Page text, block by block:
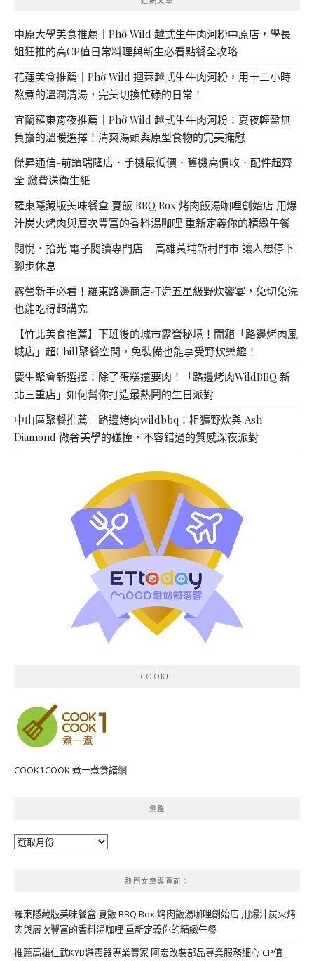
中原大學美食推薦｜Phở Wild 越式生牛肉河粉中原店，學長
姐狂推的高CP值日常料理與新生必看點餐全攻略
花蓮美食推薦｜Phở Wild 迴萊越式生牛肉河粉，用十二小時
熬煮的溫潤清湯，完美切換忙碌的日常！
宜蘭羅東宵夜推薦｜Phở Wild 越式生牛肉河粉：夏夜輕盈無
負擔的溫暖選擇！清爽湯頭與原型食物的完美撫慰
傑昇通信-前鎮瑞隆店．手機最低價．舊機高價收．配件超齊
全 繳費送衛生紙
羅東隱藏版美味餐盒 夏飯 BBQ Box 烤肉飯湯咖哩創始店 用爆
汁炭火烤肉與層次豐富的香料湯咖哩 重新定義你的精緻午餐
閱悅．拾光 電子閱讀專門店 – 高雄黃埔新村門市 讓人想停下
腳步休息
露營新手必看！羅東路邊商店打造五星級野炊饗宴，免切免洗
也能吃得超講究
【竹北美食推薦】下班後的城市露營秘境！開箱「路邊烤肉風
城店」超Chill聚餐空間，免裝備也能享受野炊樂趣！
慶生聚會新選擇：除了蛋糕還要肉！「路邊烤肉WildBBQ 新
北三重店」如何幫你打造最熱鬧的生日派對
中山區聚餐推薦｜路邊烤肉wildbbq：粗獷野炊與 Ash
Diamond 微奢美學的碰撞，不容錯過的質感深夜派對
COOKIE
COOK1COOK 煮一煮食譜網
彙整
彙
熱門文章與頁面︰
羅東隱藏版美味餐盒 夏飯 BBQ Box 烤肉飯湯咖哩創始店 用爆汁炭火烤
肉與層次豐富的香料湯咖哩 重新定義你的精緻午餐
推薦高雄仁武KYB避震器專業賣家 阿宏改裝部品專業服務細心 CP值